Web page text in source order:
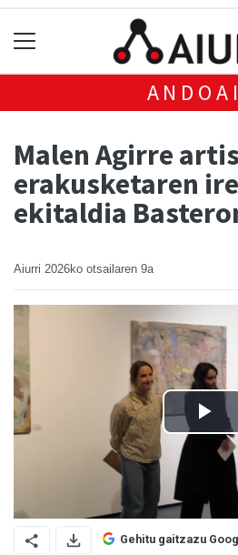
Malen Agirre
erakusketaren
ekitaldia
Aiurri 2026ko otsailaren 9a
Gehitu gaitzazu